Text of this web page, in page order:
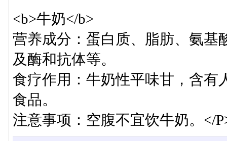
<b>牛奶</b>
营养成分：蛋白质、脂肪、氨基
及酶和抗体等。
食疗作用：牛奶性平味甘，含有
食品。
注意事项：空腹不宜饮牛奶。</